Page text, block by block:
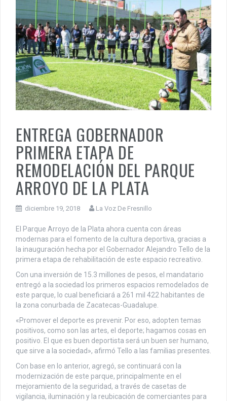
ENTREGA GOBERNADOR
PRIMERA ETAPA DE
REMODELACIÓN DEL PARQUE
ARROYO DE LA PLATA
diciembre 19, 2018 La Voz De Fresnillo
El Parque Arroyo de la Plata ahora cuenta con áreas
modernas para el fomento de la cultura deportiva, gracias a
la inauguración hecha por el Gobernador Alejandro Tello de la
primera etapa de rehabilitación de este espacio recreativo.
Con una inversión de 15.3 millones de pesos, el mandatario
entregó a la sociedad los primeros espacios remodelados de
este parque, lo cual beneficiará a 261 mil 422 habitantes de
la zona conurbada de Zacatecas-Guadalupe.
«Promover el deporte es prevenir. Por eso, adopten temas
positivos, como son las artes, el deporte; hagamos cosas en
positivo. El que es buen deportista será un buen ser humano,
que sirve a la sociedad», afirmó Tello a las familias presentes.
Con base en lo anterior, agregó, se continuará con la
modernización de este parque, principalmente en el
mejoramiento de la seguridad, a través de casetas de
vigilancia, iluminación y la reubicación de comerciantes para